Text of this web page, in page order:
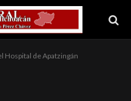
Hospital de Apatzingán